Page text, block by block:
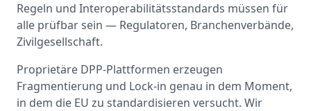
Regeln und Interoperabilitätsstandards müssen für
alle prüfbar sein — Regulatoren, Branchenverbände,
Zivilgesellschaft.
Proprietäre DPP-Plattformen erzeugen
Fragmentierung und Lock-in genau in dem Moment,
in dem die EU zu standardisieren versucht. Wir